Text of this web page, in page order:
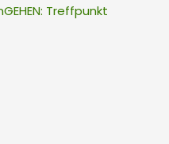
Treffpunkt